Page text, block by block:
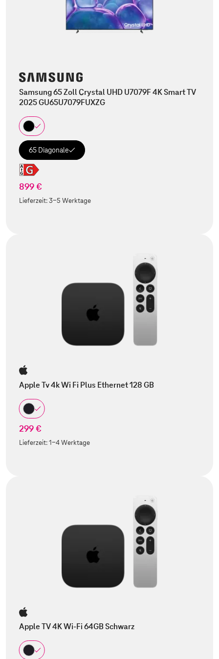
Samsung 65 Zoll Crystal UHD U7079F 4K Smart TV
2025 GU65U7079FUXZG
65 Diagonale
899 €
Lieferzeit:3-5 Werktage
Apple Tv 4k Wi Fi Plus Ethernet 128 GB
299 €
Lieferzeit:1-4 Werktage
Apple TV 4K Wi-Fi 64GB Schwarz